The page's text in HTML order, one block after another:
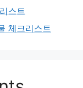
스트
체크리스트